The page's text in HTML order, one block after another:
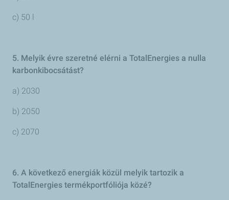
c) 50 l
5. Melyik évre szeretné elérni a TotalEnergies a nulla
karbonkibocsátást?
a) 2030
b) 2050
c) 2070
6. A következő energiák közül melyik tartozik a
TotalEnergies termékportfóliója közé?